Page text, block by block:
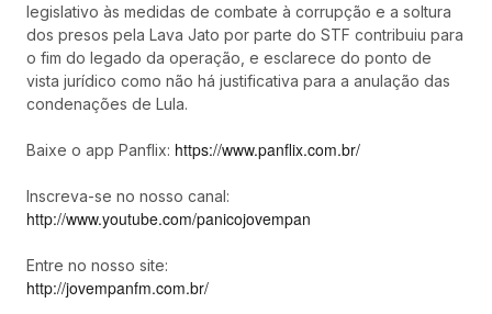
legislativo às medidas de combate à corrupção e a soltura
dos presos pela Lava Jato por parte do STF contribuiu para
o fim do legado da operação, e esclarece do ponto de
vista jurídico como não há justificativa para a anulação das
condenações de Lula.
Baixe o app Panflix: https://www.panflix.com.br/
Inscreva-se no nosso canal:
http://www.youtube.com/panicojovempan
Entre no nosso site:
http://jovempanfm.com.br/